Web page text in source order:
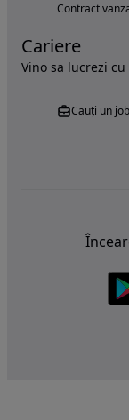
Contract
Cariere
Vino sa lucrezi cu
Cauți un